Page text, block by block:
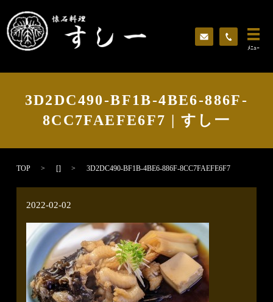
ﾒﾆｭｰ
3D2DC490-BF1B-4BE6-886F-
8CC7FAEFE6F7 | すし一
TOP [] 3D2DC490-BF1B-4BE6-886F-8CC7FAEFE6F7
2022-02-02